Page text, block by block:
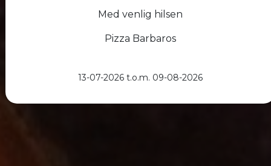
Med venlig hilsen
Pizza Barbaros
13-07-2026 t.o.m. 09-08-2026